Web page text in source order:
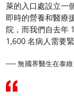
萊的入口處設立一
即時的營養和醫療
院，而我們自去年
1,600 名病人需要
── 無國界醫生在泰